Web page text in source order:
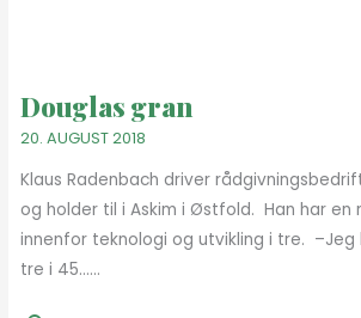
Douglas gran
20. AUGUST 2018
Klaus Radenbach driver
og holder til i Askim i Østfold. Han har en
innenfor teknologi og utvikling i tre.
tre i 45…...